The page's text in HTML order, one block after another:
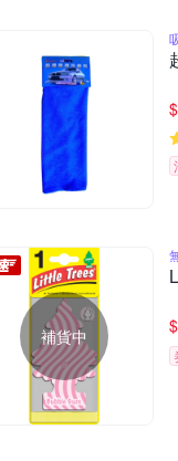
$
補貨中 $